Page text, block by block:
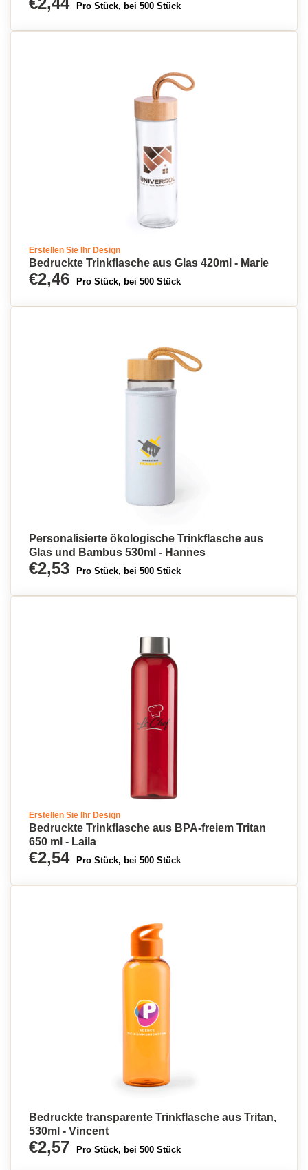
Pro Stück, bei 500 Stück
Erstellen Sie Ihr Design
Bedruckte Trinkflasche aus Glas 420ml - Marie
€2,46 Pro Stück, bei 500 Stück
Personalisierte ökologische Trinkflasche aus
Glas und Bambus 530ml - Hannes
€2,53 Pro Stück, bei 500 Stück
Erstellen Sie Ihr Design
Bedruckte Trinkflasche aus BPA-freiem Tritan
650 ml - Laila
€2,54 Pro Stück, bei 500 Stück
Bedruckte transparente Trinkflasche aus Tritan,
530ml - Vincent
€2,57 Pro Stück, bei 500 Stück